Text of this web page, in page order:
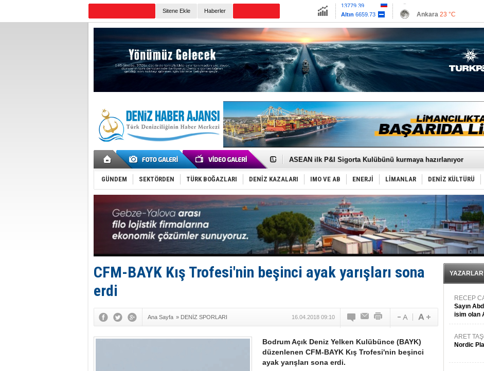
Sitene Ekle Haberler
Euro55.1259
Ankara 23 °C
Antalya27 °C
Muğla 23 °C
Çanakkale 25 °C
D-Marin, Avrupa'nın tekne fuarlarına çıkarma yapacak
ASEAN ilk P&I Sigorta Kulübünü kurmaya hazırlanıyor
TAYK - Eker Olympos Regatta'da ilk start!
İstanbul ve Çanakkale: 6 ayda 40.000 gemi
TEKNOFEST ‘Mavi Vatan’ ziyaretçi kayıtları başladı!
Tersane işçilerinin direnişi, kazanımla sonuçlandı
İngiliz aktivistler, gemide mahsur kaldı!
FESCO, Karadeniz'de yeni sevkiyat taleplerini durdurdu
DESE, BIMCO’ya katıldı
GİMBİRDER gemi inşa yan sanayinin sorunlarını tartıştı
35 milyon TL'lik tekne projesinde karar çıktı
İnsansız cankurtaran ihalesini BlueForge kazandı
Anadolu Tersanesi EYDEP’te A sertifikası alan ilk tersane
GÜNDEM SEKTÖRDEN TÜRK BOĞAZLARI DENİZ KAZALARI IMO VE AB ENERJİ LİMANLAR DENİZ KÜLTÜRÜ
CFM-BAYK Kış Trofesi'nin beşinci ayak yarışları sona
erdi
Ana Sayfa » DENİZ SPORLARI 16.04.2018 09:10
Bodrum Açık Deniz Yelken Kulübünce (BAYK)
düzenlenen CFM-BAYK Kış Trofesi'nin beşinci
ayak yarışları sona erdi.
YAZARLAR
RECEP
Sayın
isim olan
ARET
Nordic